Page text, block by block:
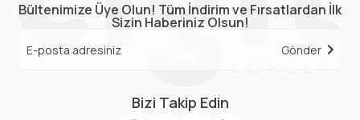
Bültenimize Üye Olun! Tüm İndirim ve Fırsatlardan İlk
Sizin Haberiniz Olsun!
Gönder
Bizi Takip Edin